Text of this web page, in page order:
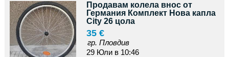
Продавам колела внос от
Германия Комплект Нова капла
City 26 цола
35 €
гр. Пловдив
29 Юли в 10:46